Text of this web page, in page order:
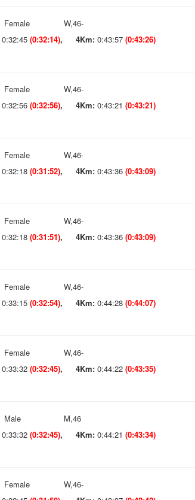
Female W,46-
0:32:45 (0:32:14), 4Km: 0:43:57 (0:43:26)
Female W,46-
0:32:56 (0:32:56), 4Km: 0:43:21 (0:43:21)
Female W,46-
0:32:18 (0:31:52), 4Km: 0:43:36 (0:43:09)
Female W,46-
0:32:18 (0:31:51), 4Km: 0:43:36 (0:43:09)
Female W,46-
0:33:15 (0:32:54), 4Km: 0:44:28 (0:44:07)
Female W,46-
0:33:32 (0:32:45), 4Km: 0:44:22 (0:43:35)
Male M,46
0:33:32 (0:32:45), 4Km: 0:44:21 (0:43:34)
Female W,46-